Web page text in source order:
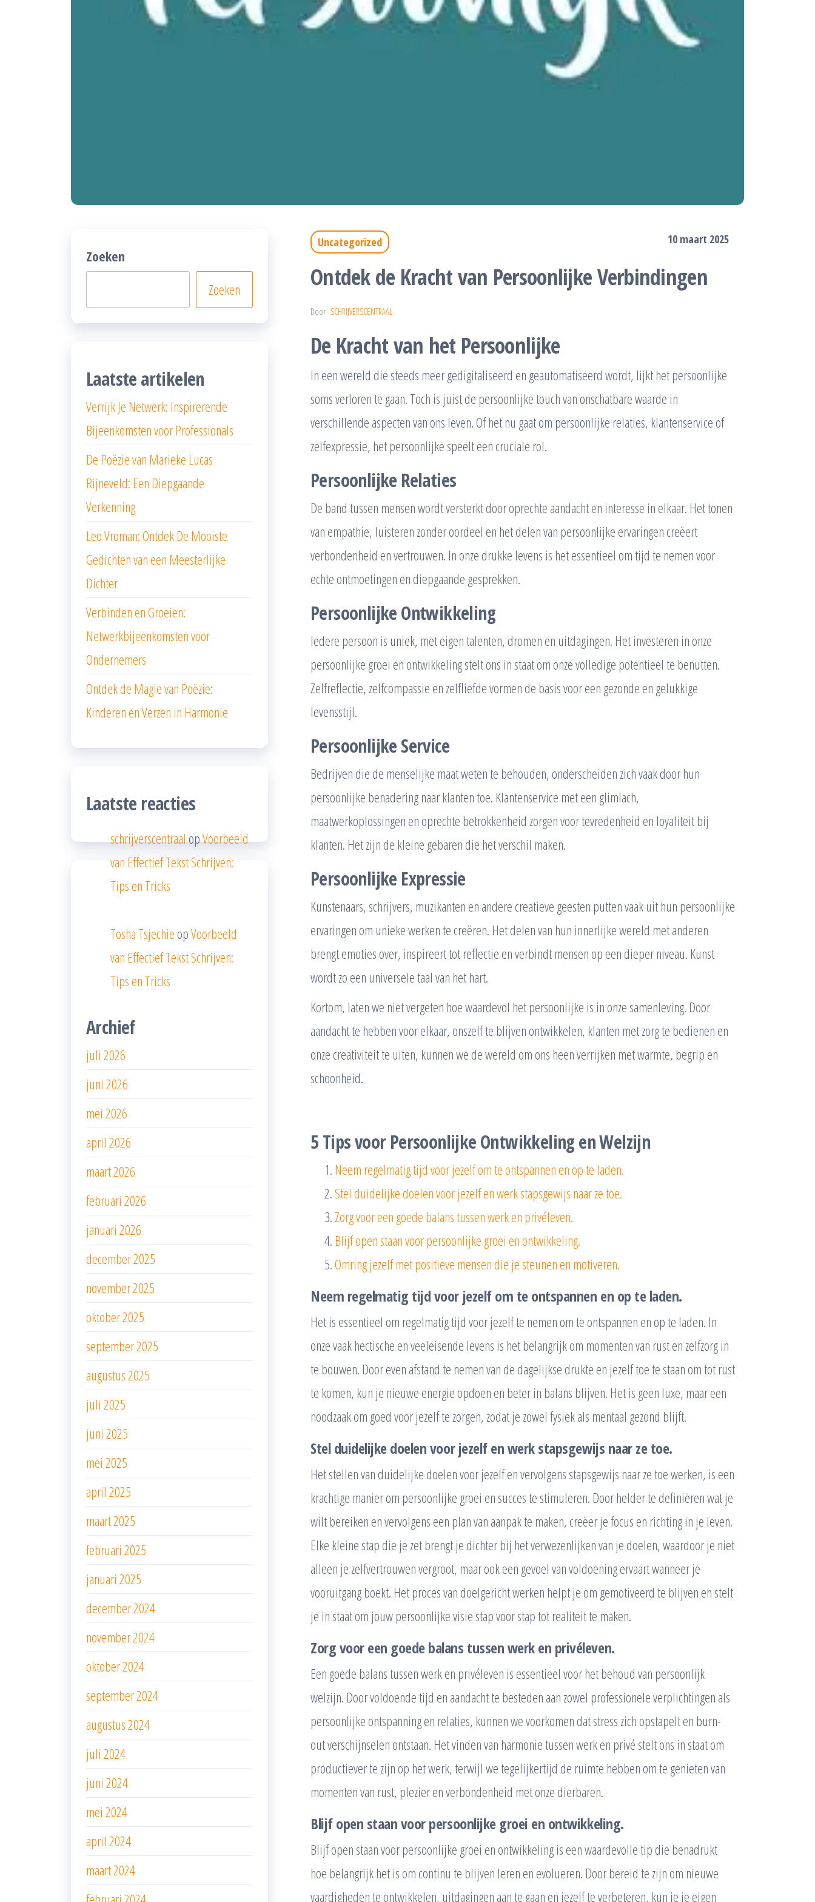
Uncategorized 10 maart 2025
Ontdek de Kracht van Persoonlijke Verbindingen
Door SCHRIJVERSCENTRAAL
De Kracht van het Persoonlijke
In een wereld die steeds meer gedigitaliseerd en geautomatiseerd wordt, lijkt het persoonlijke
soms verloren te gaan. Toch is juist de persoonlijke touch van onschatbare waarde in
verschillende aspecten van ons leven. Of het nu gaat om persoonlijke relaties, klantenservice of
zelfexpressie, het persoonlijke speelt een cruciale rol.
Persoonlijke Relaties
De band tussen mensen wordt versterkt door oprechte aandacht en interesse in elkaar. Het tonen
van empathie, luisteren zonder oordeel en het delen van persoonlijke ervaringen creëert
verbondenheid en vertrouwen. In onze drukke levens is het essentieel om tijd te nemen voor
echte ontmoetingen en diepgaande gesprekken.
Persoonlijke Ontwikkeling
Iedere persoon is uniek, met eigen talenten, dromen en uitdagingen. Het investeren in onze
persoonlijke groei en ontwikkeling stelt ons in staat om onze volledige potentieel te benutten.
Zelfreflectie, zelfcompassie en zelfliefde vormen de basis voor een gezonde en gelukkige
levensstijl.
Persoonlijke Service
Bedrijven die de menselijke maat weten te behouden, onderscheiden zich vaak door hun
persoonlijke benadering naar klanten toe. Klantenservice met een glimlach,
maatwerkoplossingen en oprechte betrokkenheid zorgen voor tevredenheid en loyaliteit bij
klanten. Het zijn de kleine gebaren die het verschil maken.
Persoonlijke Expressie
Kunstenaars, schrijvers, muzikanten en andere creatieve geesten putten vaak uit hun persoonlijke
ervaringen om unieke werken te creëren. Het delen van hun innerlijke wereld met anderen
brengt emoties over, inspireert tot reflectie en verbindt mensen op een dieper niveau. Kunst
wordt zo een universele taal van het hart.
Kortom, laten we niet vergeten hoe waardevol het persoonlijke is in onze samenleving. Door
aandacht te hebben voor elkaar, onszelf te blijven ontwikkelen, klanten met zorg te bedienen en
onze creativiteit te uiten, kunnen we de wereld om ons heen verrijken met warmte, begrip en
schoonheid.
5 Tips voor Persoonlijke Ontwikkeling en Welzijn
Neem regelmatig tijd voor jezelf om te ontspannen en op te laden.
Stel duidelijke doelen voor jezelf en werk stapsgewijs naar ze toe.
Zorg voor een goede balans tussen werk en privéleven.
Blijf open staan voor persoonlijke groei en ontwikkeling.
Omring jezelf met positieve mensen die je steunen en motiveren.
Neem regelmatig tijd voor jezelf om te ontspannen en op te laden.
Het is essentieel om regelmatig tijd voor jezelf te nemen om te ontspannen en op te laden. In
onze vaak hectische en veeleisende levens is het belangrijk om momenten van rust en zelfzorg in
te bouwen. Door even afstand te nemen van de dagelijkse drukte en jezelf toe te staan om tot rust
te komen, kun je nieuwe energie opdoen en beter in balans blijven. Het is geen luxe, maar een
noodzaak om goed voor jezelf te zorgen, zodat je zowel fysiek als mentaal gezond blijft.
Stel duidelijke doelen voor jezelf en werk stapsgewijs naar ze toe.
Het stellen van duidelijke doelen voor jezelf en vervolgens stapsgewijs naar ze toe werken, is een
krachtige manier om persoonlijke groei en succes te stimuleren. Door helder te definiëren wat je
wilt bereiken en vervolgens een plan van aanpak te maken, creëer je focus en richting in je leven.
Elke kleine stap die je zet brengt je dichter bij het verwezenlijken van je doelen, waardoor je niet
alleen je zelfvertrouwen vergroot, maar ook een gevoel van voldoening ervaart wanneer je
vooruitgang boekt. Het proces van doelgericht werken helpt je om gemotiveerd te blijven en stelt
je in staat om jouw persoonlijke visie stap voor stap tot realiteit te maken.
Zorg voor een goede balans tussen werk en privéleven.
Een goede balans tussen werk en privéleven is essentieel voor het behoud van persoonlijk
welzijn. Door voldoende tijd en aandacht te besteden aan zowel professionele verplichtingen als
persoonlijke ontspanning en relaties, kunnen we voorkomen dat stress zich opstapelt en burn-
out verschijnselen ontstaan. Het vinden van harmonie tussen werk en privé stelt ons in staat om
productiever te zijn op het werk, terwijl we tegelijkertijd de ruimte hebben om te genieten van
momenten van rust, plezier en verbondenheid met onze dierbaren.
Blijf open staan voor persoonlijke groei en ontwikkeling.
Blijf open staan voor persoonlijke groei en ontwikkeling is een waardevolle tip die benadrukt
hoe belangrijk het is om continu te blijven leren en evolueren. Door bereid te zijn om nieuwe
vaardigheden te ontwikkelen, uitdagingen aan te gaan en jezelf te verbeteren, kun je je eigen
Zoeken
Zoeken
Laatste artikelen
Verrijk Je Netwerk: Inspirerende
Bijeenkomsten voor Professionals
De Poëzie van Marieke Lucas
Rijneveld: Een Diepgaande
Verkenning
Leo Vroman: Ontdek De Mooiste
Gedichten van een Meesterlijke
Dichter
Verbinden en Groeien:
Netwerkbijeenkomsten voor
Ondernemers
Ontdek de Magie van Poëzie:
Kinderen en Verzen in Harmonie
Laatste reacties
schrijverscentraalopVoorbeeld
van Effectief Tekst Schrijven:
Tips en Tricks
Tosha Tsjechie opVoorbeeld
van Effectief Tekst Schrijven:
Tips en Tricks
Archief
juli 2026
juni 2026
mei 2026
april 2026
maart 2026
februari 2026
januari 2026
december 2025
november 2025
oktober 2025
september 2025
augustus 2025
juli 2025
juni 2025
mei 2025
april 2025
maart 2025
februari 2025
januari 2025
december 2024
november 2024
oktober 2024
september 2024
augustus 2024
juli 2024
juni 2024
mei 2024
april 2024
maart 2024